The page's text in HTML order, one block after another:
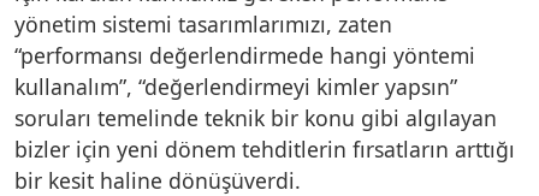
yönetim sistemi tasarımlarımızı, zaten
“performansı değerlendirmede hangi yöntemi
kullanalım”, “değerlendirmeyi kimler yapsın”
soruları temelinde teknik bir konu gibi algılayan
bizler için yeni dönem tehditlerin fırsatların arttığı
bir kesit haline dönüşüverdi.